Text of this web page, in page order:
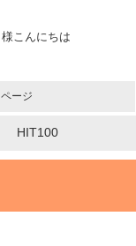
こんにちは
ージ
HIT100